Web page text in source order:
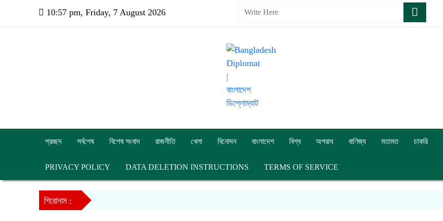
10:57 pm, Friday, 7 August 2026
প্রচ্ছদ সর্বশেষ বিশেষ সংবাদ রাজনীতি খেলা বিনোদন বাংলাদেশ বিশ্ব অপরাধ বাণিজ্য মতামত চাকরি
PRIVACY POLICY DATA DELETION INSTRUCTIONS TERMS OF SERVICE
শিরোনাম :